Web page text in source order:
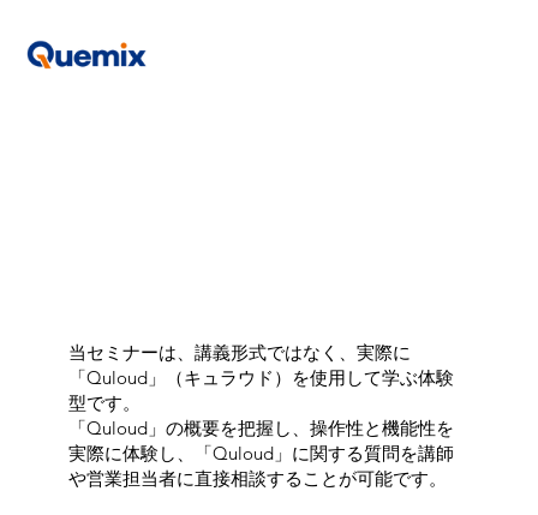
当セミナーは、講義形式ではなく、実際に
「Quloud」（キュラウド）を使用して学ぶ体験
型です。
「Quloud」の概要を把握し、操作性と機能性を
実際に体験し、「Quloud」に関する質問を講師
や営業担当者に直接相談することが可能です。